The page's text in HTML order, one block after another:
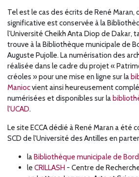
Tel est le cas des écrits de René Maran,
significative est conservée à la
l’Université Cheikh Anta Diop de Dakar,
trouve à la Bibliothèque municipale de
Auguste Pujolle. La numérisation des
réalisée dans le cadre du projet«
créoles » pour une mise en ligne sur la
Maniocvient ainsi heureusement
numérisées et disponibles sur la
l'UCAD.
Le site ECCA dédié à René Maran a été
SCD de l'Université des Antilles en
laBibliothèque municipale de
le CRILLASH - Centre de